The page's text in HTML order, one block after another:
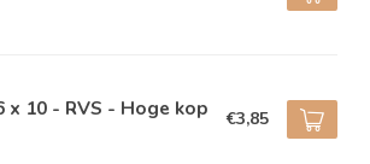
10 - RVS - Hoge kop €3,85